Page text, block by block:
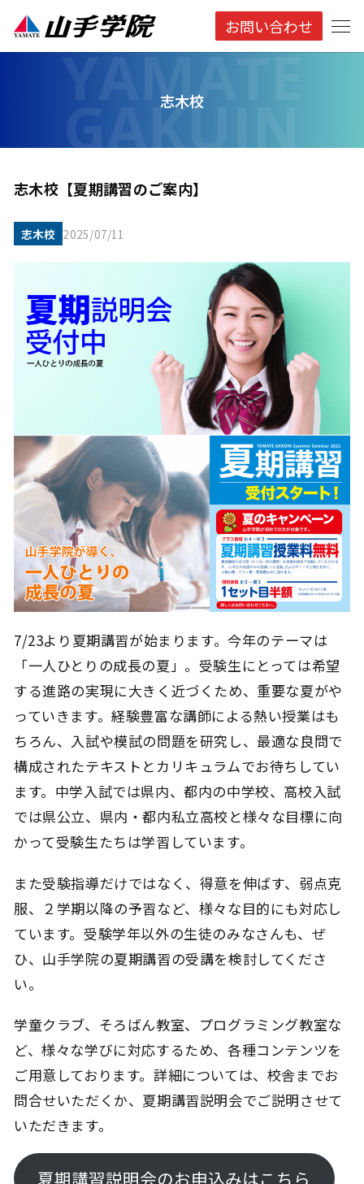
お問い合わせ
志木校
志木校【夏期講習のご案内】
志木校 2025/07/11
7/23より夏期講習が始まります。今年のテーマは
「一人ひとりの成長の夏」。受験生にとっては希望
する進路の実現に大きく近づくため、重要な夏がや
っていきます。経験豊富な講師による熱い授業はも
ちろん、入試や模試の問題を研究し、最適な良問で
構成されたテキストとカリキュラムでお待ちしてい
ます。中学入試では県内、都内の中学校、高校入試
では県公立、県内・都内私立高校と様々な目標に向
かって受験生たちは学習しています。
また受験指導だけではなく、得意を伸ばす、弱点克
服、２学期以降の予習など、様々な目的にも対応し
ています。受験学年以外の生徒のみなさんも、ぜ
ひ、山手学院の夏期講習の受講を検討してくださ
い。
学童クラブ、そろばん教室、プログラミング教室な
ど、様々な学びに対応するため、各種コンテンツを
ご用意しております。詳細については、校舎までお
問合せいただくか、夏期講習説明会でご説明させて
いただきます。
夏期講習説明会のお申込みはこちら